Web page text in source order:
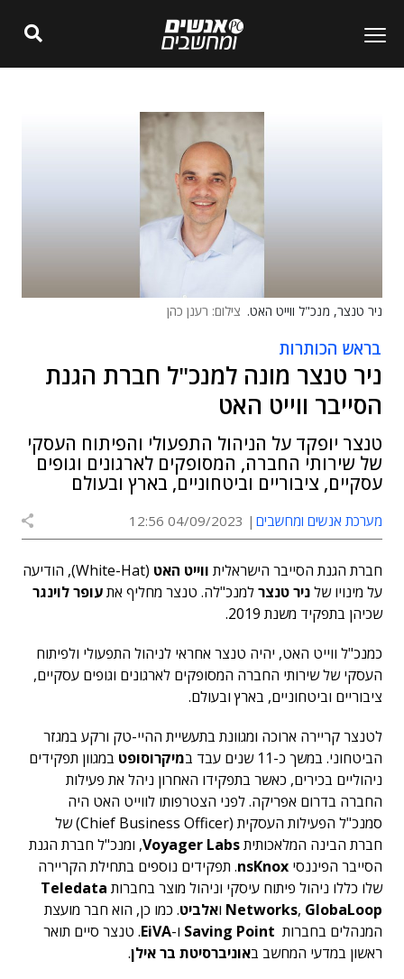
ניר טנצר, מנכ"ל ווייט האט. צילום: רענן כהן
בראש הכותרות
ניר טנצר מונה למנכ"ל חברת הגנת
הסייבר ווייט האט
טנצר יופקד על הניהול התפעולי והפיתוח העסקי
של שירותי החברה, המסופקים לארגונים וגופים
עסקיים, ציבוריים וביטחוניים, בארץ ובעולם
מערכת אנשים ומחשבים 04/09/2023 12:56
חברת הגנת הסייבר הישראלית ווייט האט
(White-Hat), הודיעה
על מינויו שלניר טנצרלמנכ"לה. טנצר מחליף אתעופר לוינגר
שכיהן בתפקיד משנת 2019.
כמנכ"ל ווייט האט, יהיה טנצר אחראי לניהול התפעולי ולפיתוח
העסקי של שירותי החברה המסופקים לארגונים וגופים עסקיים,
ציבוריים וביטחוניים, בארץ ובעולם.
לטנצר קריירה ארוכה ומגוונת בתעשיית ההיי-טק ורקע במגזר
הביטחוני. במשך כ-11 שנים עבד ב
מיקרוסופט במגוון תפקידים
ניהוליים בכירים, כאשר בתפקידו האחרון ניהל את פעילות
החברה בדרום אפריקה. לפני הצטרפותו לווייט האט היה
סמנכ"ל הפעילות העסקית (Chief Business Officer) של
חברת הבינה המלאכותיתVoyager Labs, ומנכ"ל חברת הגנת
הסייבר הפיננסי nsKnox. תפקידים נוספים בתחילת הקריירה
שלו כללו ניהול פיתוח עיסקי וניהול מוצר בחברות Teledata
Networks, GlobaLoop ואלביט. כמו כן, הוא חבר מועצת
המנהלים בחברות Saving Point ו-EiVA. טנצר סיים תואר
ראשון במדעי המחשב באוניברסיטת בר אילן.